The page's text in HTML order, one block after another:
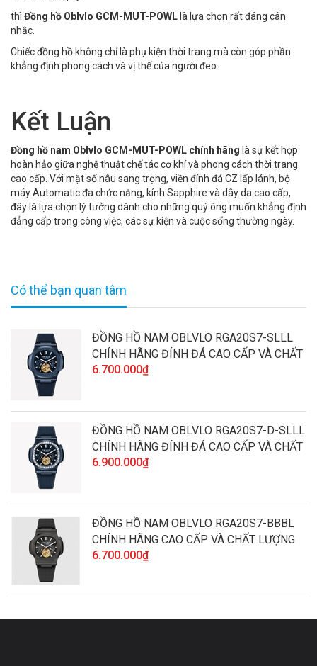
thì Đồng hồ Oblvlo GCM-MUT-POWL là lựa chọn rất đáng cân
nhắc.
Chiếc đồng hồ không chỉ là phụ kiện thời trang mà còn góp phần
khẳng định phong cách và vị thế của người đeo.
Kết Luận
Đồng hồ nam Oblvlo GCM-MUT-POWL chính hãng là sự kết hợp
hoàn hảo giữa nghệ thuật chế tác cơ khí và phong cách thời trang
cao cấp. Với mặt số nâu sang trọng, viền đính đá CZ lấp lánh, bộ
máy Automatic đa chức năng, kính Sapphire và dây da cao cấp,
đây là lựa chọn lý tưởng dành cho những quý ông muốn khẳng định
đẳng cấp trong công việc, các sự kiện và cuộc sống thường ngày.
Có thể bạn quan tâm
ĐỒNG HỒ NAM OBLVLO RGA20S7-SLLL
CHÍNH HÃNG ĐÍNH ĐÁ CAO CẤP VÀ CHẤT
LƯỢNG
6.700.000₫
ĐỒNG HỒ NAM OBLVLO RGA20S7-D-SLLL
CHÍNH HÃNG ĐÍNH ĐÁ CAO CẤP VÀ CHẤT
LƯỢNG
6.900.000₫
ĐỒNG HỒ NAM OBLVLO RGA20S7-BBBL
CHÍNH HÃNG CAO CẤP VÀ CHẤT LƯỢNG
6.700.000₫